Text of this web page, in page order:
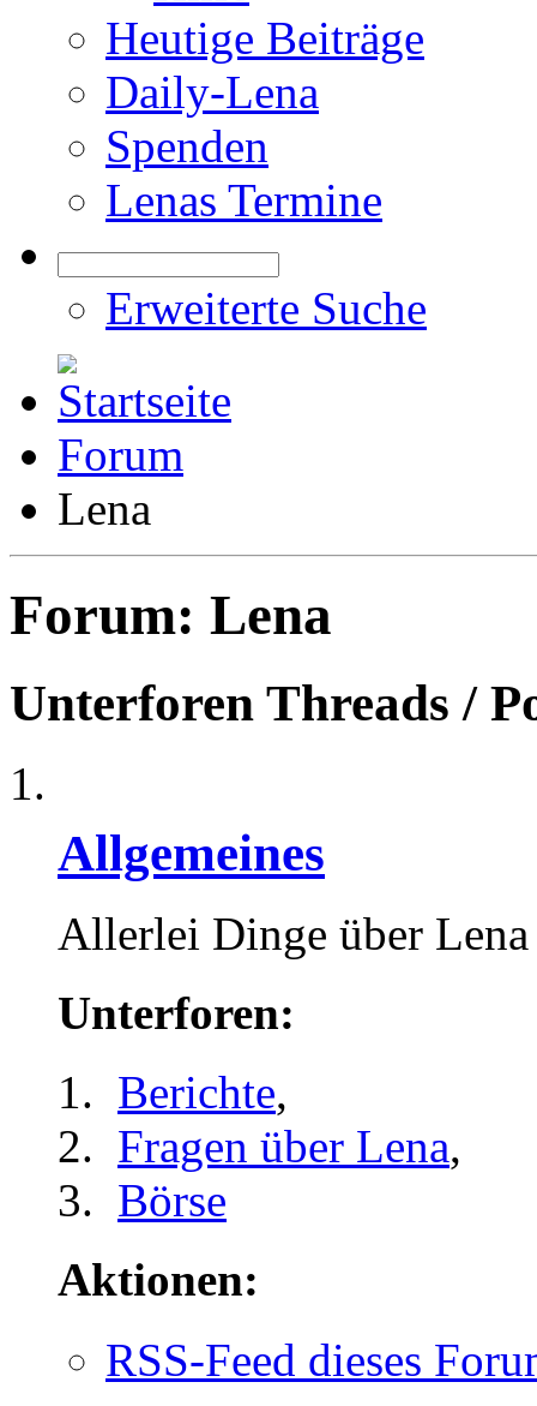
Heutige Beiträge
Daily-Lena
Spenden
Lenas Termine
Erweiterte Suche
Forum
Lena
Forum: Lena
Unterforen Threads /
Allgemeines
Allerlei Dinge über Lena
Unterforen:
Berichte,
Fragen über Lena,
Börse
Aktionen:
RSS-Feed dieses